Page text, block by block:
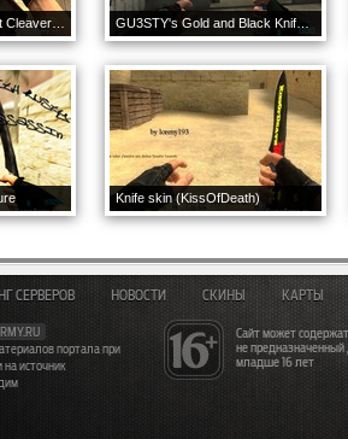
Knife skin (KissOfDeath)
Сайт может
не
младше 16 лет
СЕРВЕРОВ НОВОСТИ СКИНЫ КАРТЫ
портала при
источник